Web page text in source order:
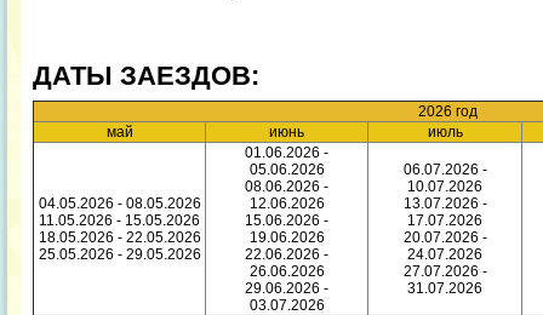
ДАТЫ ЗАЕЗДОВ:
2026 год
май
июнь июль
04.05.2026 - 08.05.2026
11.05.2026 - 15.05.2026
18.05.2026 - 22.05.2026
25.05.2026 - 29.05.2026
01.06.2026 -
05.06.2026
08.06.2026 -
12.06.2026
15.06.2026 -
19.06.2026
22.06.2026 -
26.06.2026
29.06.2026 -
03.07.2026
06.07.2026 -
10.07.2026
13.07.2026 -
17.07.2026
20.07.2026 -
24.07.2026
27.07.2026 -
31.07.2026